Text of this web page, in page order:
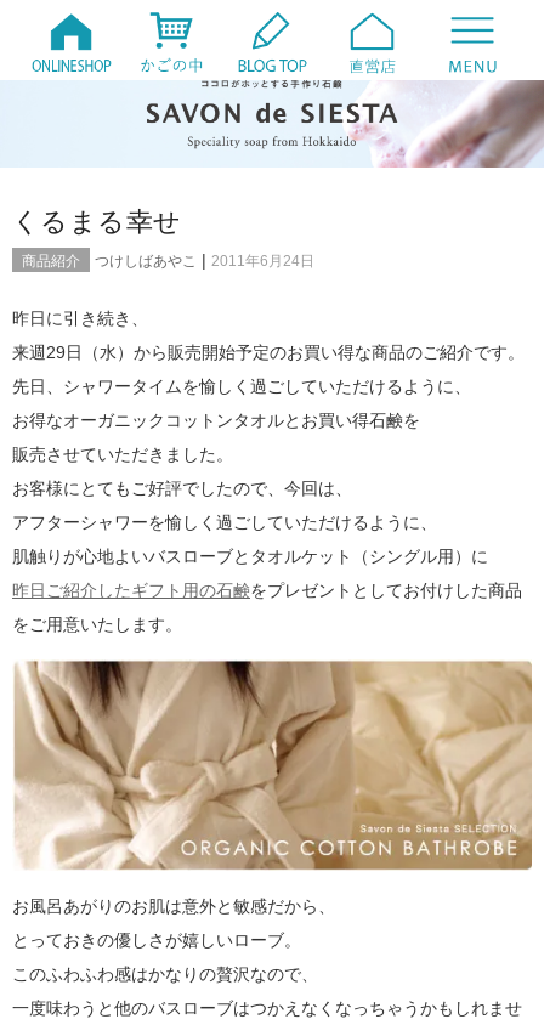
くるまる幸せ
商品紹介 つけしばあやこ | 2011年6月24日
昨日に引き続き、
来週29日（水）から販売開始予定のお買い得な商品のご紹介です。
先日、シャワータイムを愉しく過ごしていただけるように、
お得なオーガニックコットンタオルとお買い得石鹸を
販売させていただきました。
お客様にとてもご好評でしたので、今回は、
アフターシャワーを愉しく過ごしていただけるように、
肌触りが心地よいバスローブとタオルケット（シングル用）に
昨日ご紹介したギフト用の石鹸をプレゼントとしてお付けした商品
をご用意いたします。
お風呂あがりのお肌は意外と敏感だから、
とっておきの優しさが嬉しいローブ。
このふわふわ感はかなりの贅沢なので、
一度味わうと他のバスローブはつかえなくなっちゃうかもしれませ